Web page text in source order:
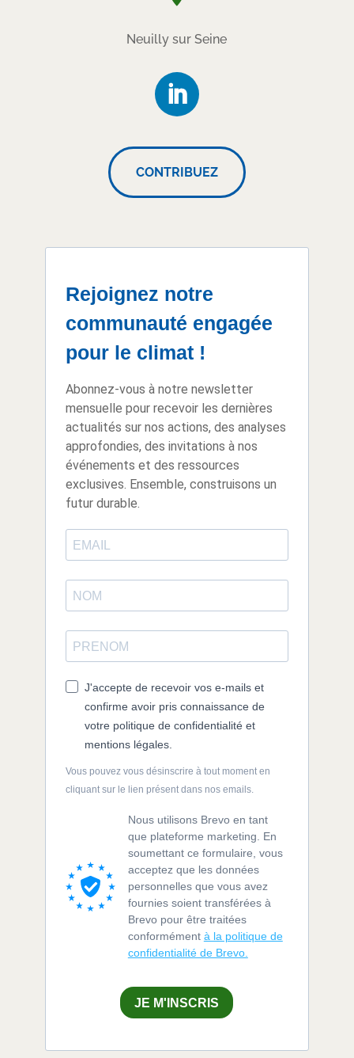
Neuilly sur Seine
CONTRIBUEZ
Rejoignez notre
communauté engagée
pour le climat !
Abonnez-vous à notre newsletter
mensuelle pour recevoir les dernières
actualités sur nos actions, des analyses
approfondies, des invitations à nos
événements et des ressources
exclusives. Ensemble, construisons un
futur durable.
J'accepte de recevoir vos e-mails et
confirme avoir pris connaissance de
votre politique de confidentialité et
mentions légales.
Vous pouvez vous désinscrire à tout moment en
cliquant sur le lien présent dans nos emails.
Nous utilisons Brevo en tant
que plateforme marketing. En
soumettant ce formulaire, vous
acceptez que les données
personnelles que vous avez
fournies soient transférées à
Brevo pour être traitées
conformément à la politique de
confidentialité de Brevo.
JE M'INSCRIS